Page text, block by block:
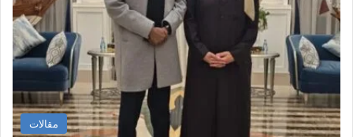
مقالات